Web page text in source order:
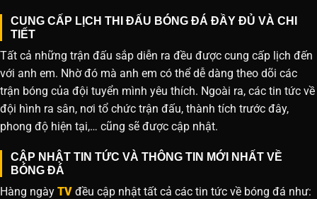
CUNG CẤP LỊCH THI ĐẤU BÓNG ĐÁ ĐẦY ĐỦ VÀ CHI
TIẾT
Tất cả những trận đấu sắp diễn ra đều được cung cấp lịch đến
với anh em. Nhờ đó mà anh em có thể dễ dàng theo dõi các
trận bóng của đội tuyển mình yêu thích. Ngoài ra, các tin tức về
đội hình ra sân, nơi tổ chức trận đấu, thành tích trước đây,
phong độ hiện tại,… cũng sẽ được cập nhật.
CẬP NHẬT TIN TỨC VÀ THÔNG TIN MỚI NHẤT VỀ
BÓNG ĐÁ
Hàng ngày TV đều cập nhật tất cả các tin tức về bóng đá như: